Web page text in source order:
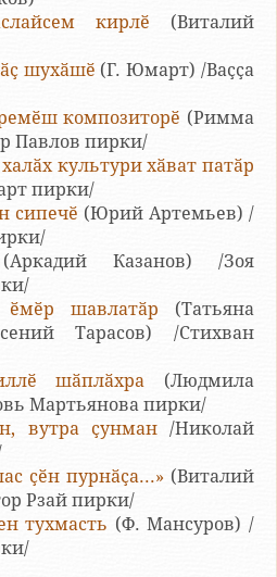
кирлӗ (Виталий
шухӑшӗ (Г. Юмарт) /Ваҫҫа
композиторӗ (Римма
Павлов пирки/
культури хӑват патӑр
пирки/
сипечӗ (Юрий Артемьев) /
Казанов) /Зоя
шавлатӑр (Татьяна
Тарасов) /Стихван
шӑплӑхра (Людмила
Мартьянова пирки/
вутра ҫунман/Николай
ҫӗн пурнӑҫа...» (Виталий
Рзай пирки/
тухмасть (Ф. Мансуров) /